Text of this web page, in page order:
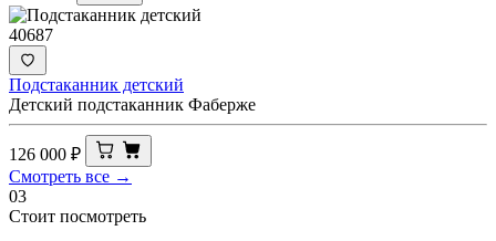
40687
Подстаканник детский
Детский подстаканник Фаберже
126 000 ₽
Смотреть все →
03
Стоит посмотреть